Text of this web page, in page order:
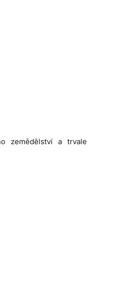
zemědělství a trvale